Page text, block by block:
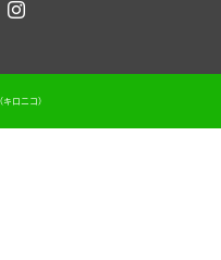
ロニコ）